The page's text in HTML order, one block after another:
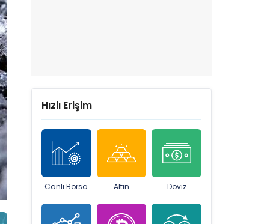
Hızlı Erişim
Canlı Borsa Altın Döviz